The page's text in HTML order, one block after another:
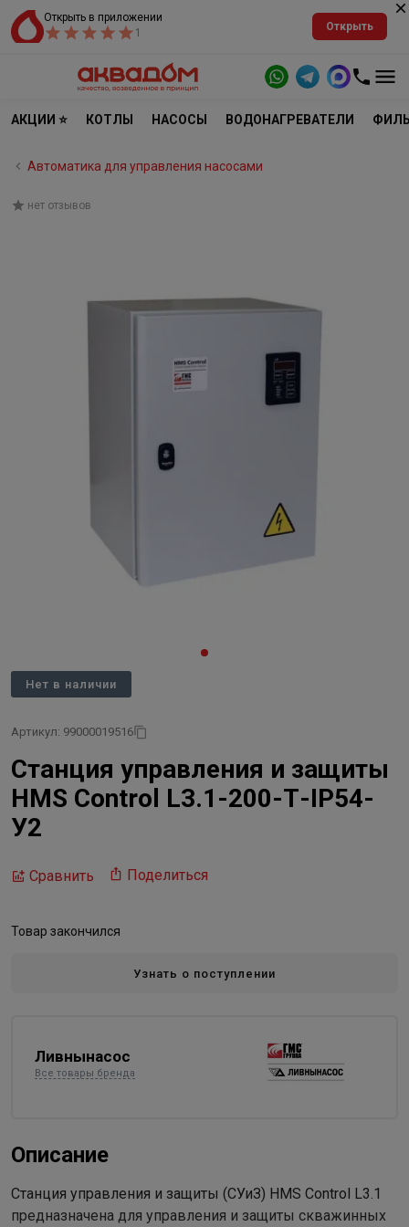
Открыть в приложении
1
Открыть
АКЦИИ ⭐ КОТЛЫ НАСОСЫ ВОДОНАГРЕВАТЕЛИ
Автоматика для управления насосами
нет отзывов
Нет в наличии
Артикул: 99000019516
Станция управления и защиты
HMS Control L3.1-200-Т-IP54-
У2
Сравнить Поделиться
Товар закончился
Узнать о поступлении
Ливнынасос
Все товары бренда
Описание
Станция управления и защиты (СУиЗ) HMS Control L3.1
предназначена для управления и защиты скважинных